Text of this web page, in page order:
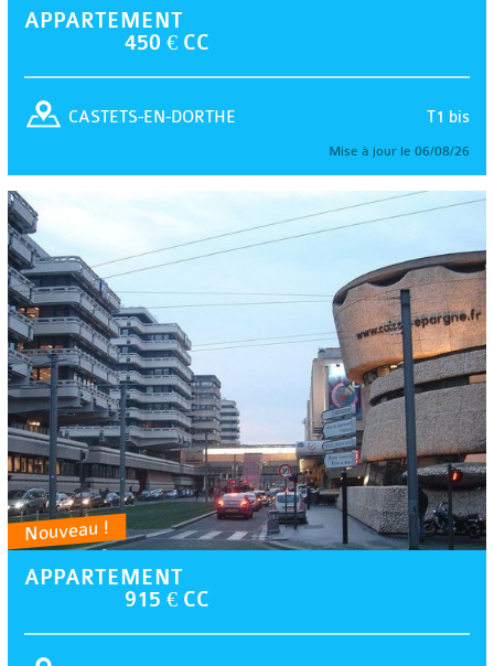
APPARTEMENT
450 € CC
T1 bis
CASTETS-EN-DORTHE
Mise à jour le 06/08/26
Nouveau !
APPARTEMENT
915 € CC